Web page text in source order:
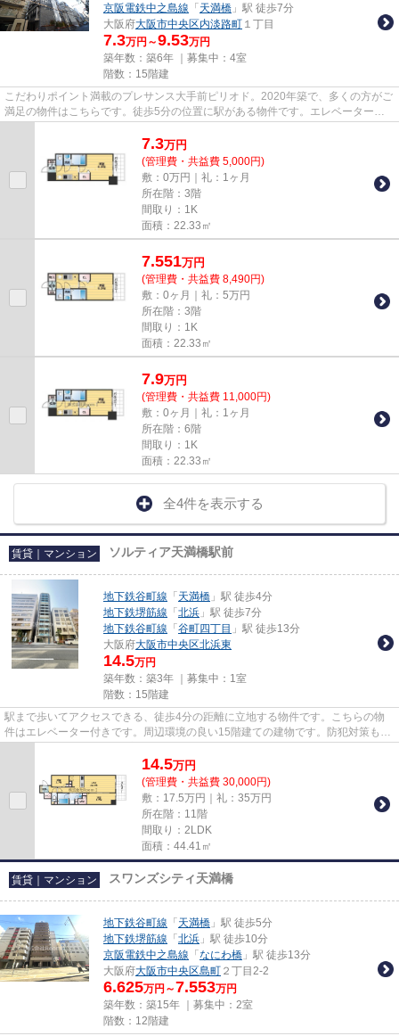
京阪電鉄中之島線 「 天満橋 」駅 徒歩7分
大阪府大阪市中央区内淡路町 １丁目
7.3万円～9.53万円
築年数：築6年 ｜募集中： 4室
階数：15階建
こだわりポイント満載のプレサンス大手前ピリオド。2020年築で、多くの方がご
満足の物件はこちらです。徒歩5分の位置に駅がある物件です。エレベーター付
7.3万円
(管理費・共益費 5,000円)
敷：0万円｜礼：1ヶ月
所在階：3階
間取り：1K
面積：22.33㎡
7.551万円
(管理費・共益費 8,490円)
敷：0ヶ月｜礼：5万円
所在階：3階
間取り：1K
面積：22.33㎡
7.9万円
(管理費・共益費 11,000円)
敷：0ヶ月｜礼：1ヶ月
所在階：6階
間取り：1K
面積：22.33㎡
全4件を表示する
賃貸｜マンション ソルティア天満橋駅前
地下鉄谷町線 「 天満橋 」駅 徒歩4分
地下鉄堺筋線 「 北浜 」駅 徒歩7分
地下鉄谷町線 「 谷町四丁目 」駅 徒歩13分
大阪府大阪市中央区北浜東
14.5万円
築年数：築3年 ｜募集中： 1室
階数：15階建
駅まで歩いてアクセスできる、徒歩4分の距離に立地する物件です。こちらの物
件はエレベーター付きです。周辺環境の良い15階建ての建物です。防犯対策もバ
14.5万円
(管理費・共益費 30,000円)
敷：17.5万円｜礼：35万円
所在階：11階
間取り：2LDK
面積：44.41㎡
賃貸｜マンション スワンズシティ天満橋
地下鉄谷町線 「 天満橋 」駅 徒歩5分
地下鉄堺筋線 「 北浜 」駅 徒歩10分
京阪電鉄中之島線 「 なにわ橋 」駅 徒歩13分
大阪府大阪市中央区島町 ２丁目2-2
6.625万円～7.553万円
築年数：築15年 ｜募集中： 2室
階数：12階建